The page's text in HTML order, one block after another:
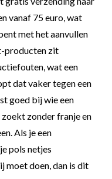
vanaf 75 euro, wat
met het aanvullen
producten zit
wat een
dat vaker tegen een
goed bij wie een
zonder franje en
Als je een
pols netjes
moet doen, dan is dit